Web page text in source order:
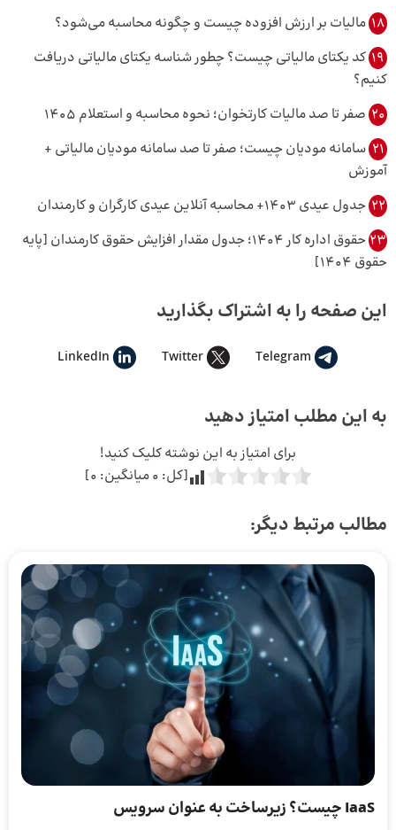
18 مالیات بر ارزش افزوده چیست و چگونه محاسبه می‌شود؟
19 کد یکتای مالیاتی چیست؟ چطور شناسه یکتای مالیاتی دریافت
کنیم؟
20 صفر تا صد مالیات کارتخوان؛ نحوه محاسبه و استعلام 1405
21 سامانه مودیان چیست؛ صفر تا صد سامانه مودیان مالیاتی +
آموزش
22 جدول عیدی 1403+ محاسبه آنلاین عیدی کارگران و کارمندان
23
حقوق اداره کار ۱۴۰۴؛ جدول مقدار افزایش حقوق کارمندان [پایه
حقوق ۱۴۰۴]
این صفحه را به اشتراک بگذارید
Telegram
Twitter
LinkedIn
به این مطلب امتیاز دهید
برای امتیاز به این نوشته کلیک کنید!
[کل: 0میانگین: 0
]
مطالب مرتبط دیگر:
IaaS چیست؟ زیرساخت به‌ عنوان سرویس